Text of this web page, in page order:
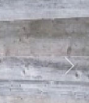
Next